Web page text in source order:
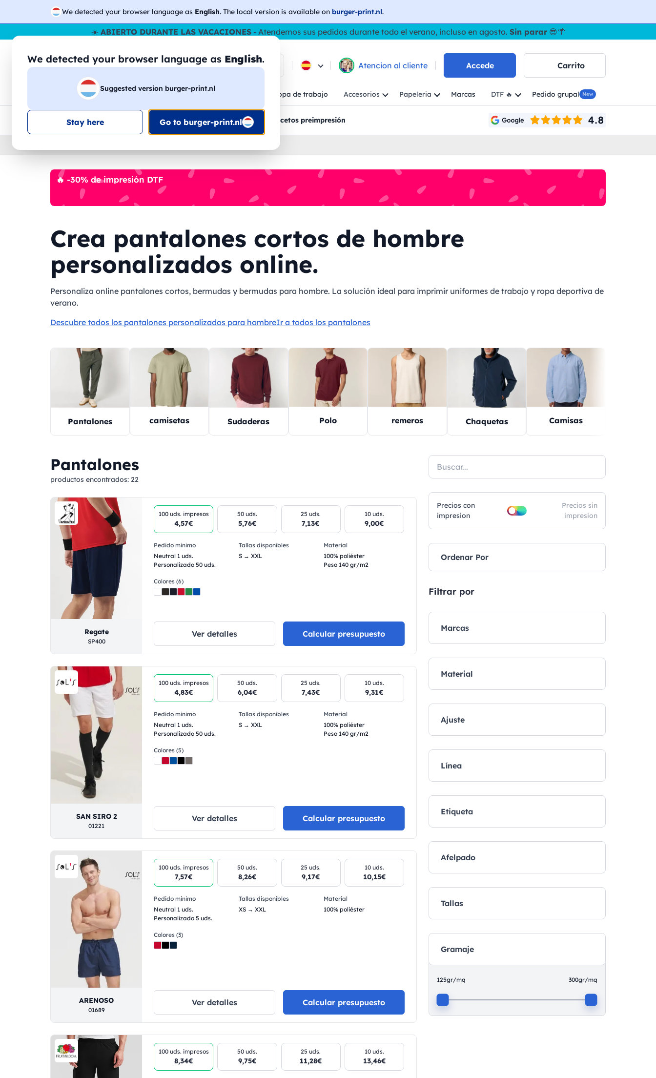
We detected your browser language as English. The local version is available on burger-print.nl.
We detected your browser language as English.
Suggested version burger-print.nl
Stay here Go to burger-print.nl
☀️ ABIERTO DURANTE LAS VACACIONES- Atendemos sus pedidos durante todo el verano, incluso en agosto. Sin parar😎🌴
🔎 Buscar entre los productos Atencion al cliente Accede Carrito
Camisetas Sudaderas Hombre Ropa de trabajo Accesorios Papeleria Marcas DTF 🔥 Pedido grupal New
Envio en toda la UE Descuento por volumenAtencion al cliente Bocetos preimpresión
🔥 -30% de impresión DTF
Crea pantalones cortos de hombre
personalizados online.
Personaliza online pantalones cortos, bermudas y bermudas para hombre. La solución ideal para imprimir uniformes de trabajo y ropa deportiva de
verano.
Descubre todos los pantalones personalizados para hombreIr a todos los pantalones
Pantalones camisetas Sudaderas Polo remeros Chaquetas Camisas
Pantalones
productos encontrados: 22
Regate
SP400
100 uds. impresos
4,57€
50 uds.
5,76€
25 uds.
7,13€
10 uds.
9,00€
Pedido minimo
Neutral 1 uds.
Personalizado 50 uds.
Tallas disponibles
S → XXL
Material
100% poliéster
Peso 140 gr/m2
Colores (6)
Ver detalles Calcular presupuesto
SAN SIRO 2
01221
100 uds. impresos
4,83€
50 uds.
6,04€
25 uds.
7,43€
10 uds.
9,31€
Pedido minimo
Neutral 1 uds.
Personalizado 50 uds.
Tallas disponibles
S → XXL
Material
100% poliéster
Peso 140 gr/m2
Colores (5)
Ver detalles Calcular presupuesto
ARENOSO
01689
100 uds. impresos
7,57€
50 uds.
8,26€
25 uds.
9,17€
10 uds.
10,15€
Pedido minimo
Neutral 1 uds.
Personalizado 5 uds.
Tallas disponibles
XS → XXL
Material
100% poliéster
Colores (3)
Ver detalles Calcular presupuesto
100 uds. impresos
8,34€
50 uds.
9,75€
25 uds.
11,28€
10 uds.
13,46€
Precios con
impresion
Precios sin
impresion
Ordenar Por
Filtrar por
Marcas
Material
Ajuste
Línea
Etiqueta
Afelpado
Tallas
Gramaje
125gr/mq 300gr/mq